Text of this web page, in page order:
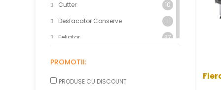
Cutter
10
Desfacator Conserve
1
Feliator
37
Malaxor Cap Fix
PROMOTII:
PRODUSE CU DISCOUNT